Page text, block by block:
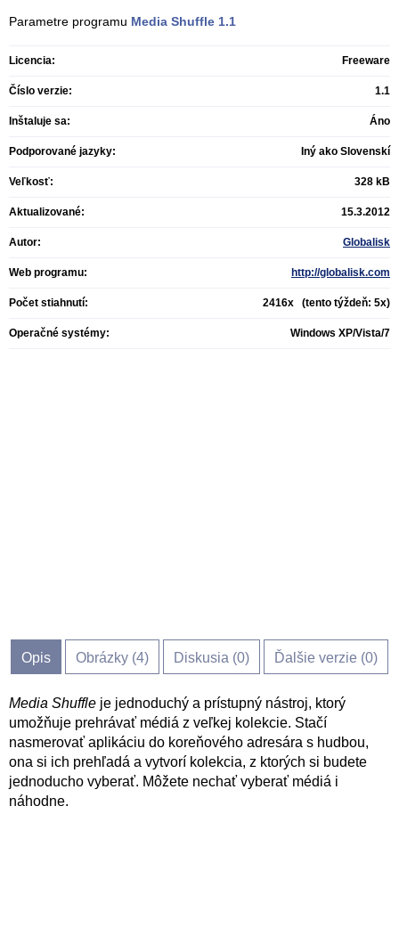
Parametre programu Media Shuffle 1.1
Licencia: Freeware
Číslo verzie: 1.1
Inštaluje sa: Áno
Podporované jazyky: Iný ako Slovenskí
Veľkosť: 328 kB
Aktualizované: 15.3.2012
Autor: Globalisk
Web programu: http://globalisk.com
Počet stiahnutí: 2416x (tento týždeň: 5x)
Operačné systémy: Windows XP/Vista/7
Opis Obrázky (4) Diskusia (0) Ďalšie verzie (0)
Media Shuffle je jednoduchý a prístupný nástroj, ktorý
umožňuje prehrávať médiá z veľkej kolekcie. Stačí
nasmerovať aplikáciu do koreňového adresára s hudbou,
ona si ich prehľadá a vytvorí kolekcia, z ktorých si budete
jednoducho vyberať. Môžete nechať vyberať médiá i
náhodne.